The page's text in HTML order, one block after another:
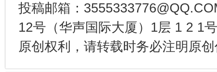
投稿邮箱：
12号（华声国际大厦）1层 1 2 1
原创权利，请转载时务必注明原
千年窑火 生生不息 一